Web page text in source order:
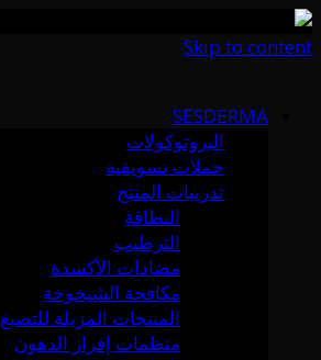
Skip to content
SESDERMA
البروتوكولات
حملات تسويقية
تدريبات المنتج
النظافة
الترطيب
مضادات الأكسدة
مكافحة الشيخوخة
المنتجات المزيلة للتصبغ
منظمات إفراز الدهون